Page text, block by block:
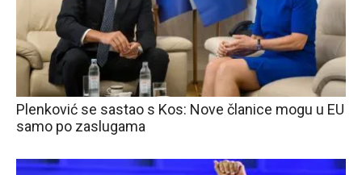
Plenković se sastao s Kos: Nove članice mogu u EU
samo po zaslugama